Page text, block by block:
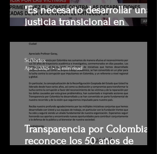
"Es necesario desarrollar una
justicia transicional en
CNN Español.
Transparencia por Colombia
reconoce los 50 años de
SciVortex
Apr 2, 2025
2 min read